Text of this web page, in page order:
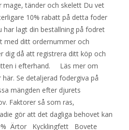
mage, tänder och skelett Du vet
10% rabatt på detta foder
har lagt din beställning på fodret
med ditt ordernummer och
dig då att registrera ditt köp och
i efterhand. Läs mer om
Se detaljerad fodergiva på
mängden efter djurets
Faktorer så som ras,
gör att det dagliga behovet kan
Ärtor Kycklingfett Bovete